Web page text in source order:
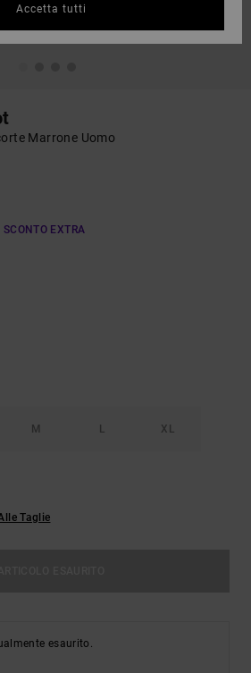
Marrone Uomo
EXTRA
M L XL
Taglie
esaurito.
Accetta tutti